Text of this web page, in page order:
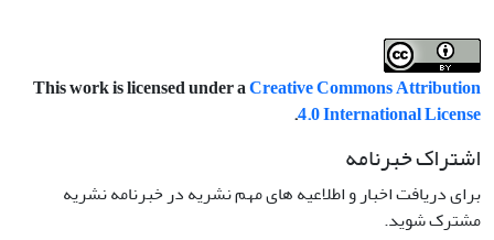
This work is licensed under aCreative Commons Attribution
4.0 International License
.
اشتراک خبرنامه
برای دریافت اخبار و اطلاعیه های مهم نشریه در خبرنامه نشریه
مشترک شوید.